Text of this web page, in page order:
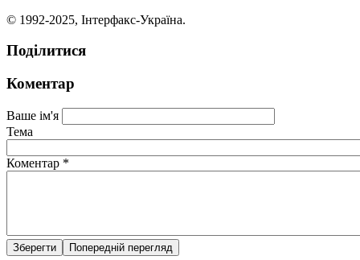
© 1992-2025, Інтерфакс-Україна.
Поділитися
Коментар
Ваше ім'я
Тема
Коментар *